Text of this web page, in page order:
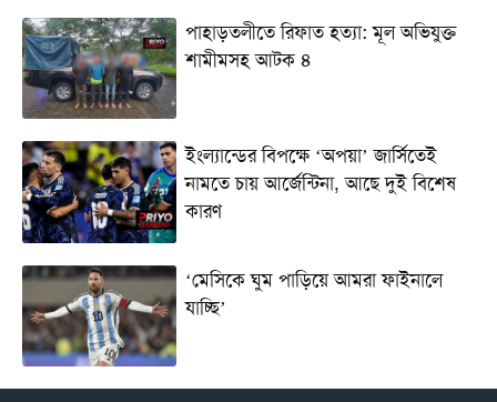
পাহাড়তলীতে রিফাত হত্যা: মূল অভিযুক্ত
শামীমসহ আটক ৪
ইংল্যান্ডের বিপক্ষে ‘অপয়া’ জার্সিতেই
নামতে চায় আর্জেন্টিনা, আছে দুই বিশেষ
কারণ
‘মেসিকে ঘুম পাড়িয়ে আমরা ফাইনালে
যাচ্ছি’